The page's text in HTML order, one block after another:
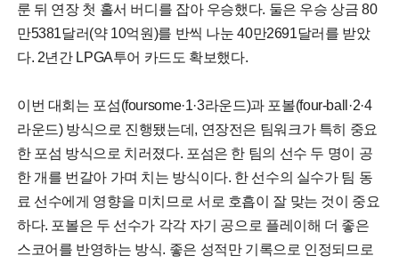
룬 뒤 연장 첫 홀서 버디를 잡아 우승했다. 둘은 우승 상금 80
만5381달러(약 10억원)를 반씩 나눈 40만2691달러를 받았
다. 2년간 LPGA투어 카드도 확보했다.
이번 대회는 포섬(foursome·1·3라운드)과 포볼(four-ball·2·4
라운드) 방식으로 진행됐는데, 연장전은 팀워크가 특히 중요
한 포섬 방식으로 치러졌다. 포섬은 한 팀의 선수 두 명이 공
한 개를 번갈아 가며 치는 방식이다. 한 선수의 실수가 팀 동
료 선수에게 영향을 미치므로 서로 호흡이 잘 맞는 것이 중요
하다. 포볼은 두 선수가 각각 자기 공으로 플레이해 더 좋은
스코어를 반영하는 방식. 좋은 성적만 기록으로 인정되므로